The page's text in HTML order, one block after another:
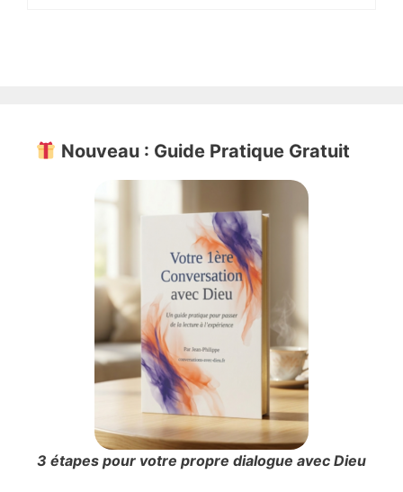
Nouveau : Guide Pratique Gratuit
3 étapes pour votre propre dialogue avec Dieu